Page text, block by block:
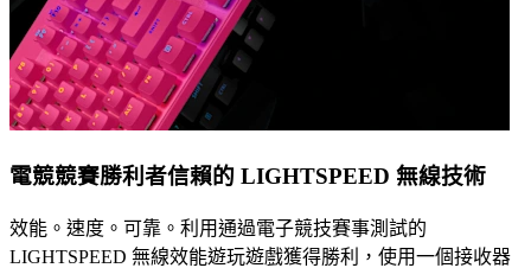
電競競賽勝利者信賴的 LIGHTSPEED 無線技術
效能。速度。可靠。利用通過電子競技賽事測試的
LIGHTSPEED 無線效能遊玩遊戲獲得勝利，使用一個接收器